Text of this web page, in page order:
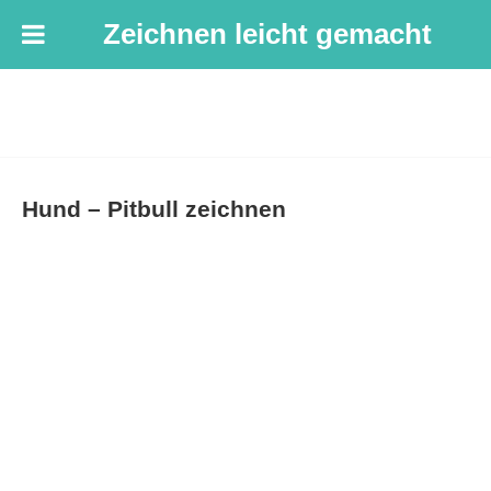
Zeichnen leicht gemacht
Hund – Pitbull zeichnen